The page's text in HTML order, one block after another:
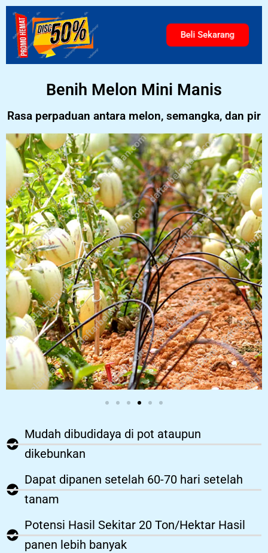
Beli Sekarang
Benih Melon Mini Manis
Rasa perpaduan antara melon, semangka, dan pir
Mudah dibudidaya di pot ataupun
dikebunkan
Dapat dipanen setelah 60-70 hari setelah
tanam
Potensi Hasil Sekitar 20 Ton/Hektar Hasil
panen lebih banyak